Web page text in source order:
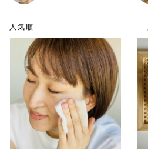
人気順